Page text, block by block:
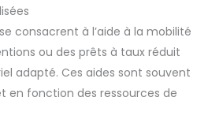
consacrent à l’aide à la mobilité
ou des prêts à taux réduit
adapté. Ces aides sont souvent
en fonction des ressources de